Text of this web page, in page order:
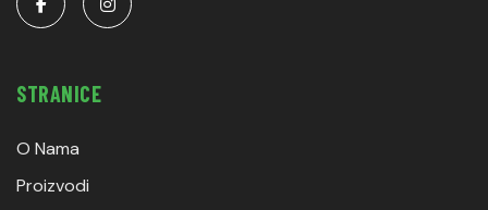
STRANICE
O Nama
Proizvodi